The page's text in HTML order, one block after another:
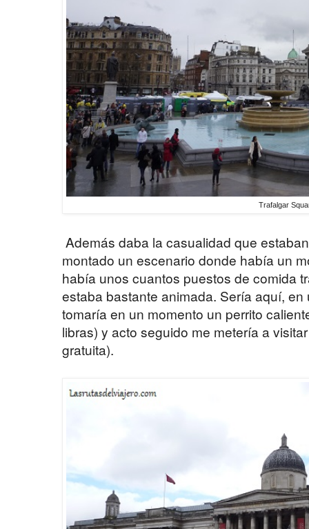
Trafalgar
Además daba la casualidad que
montado un escenario donde había un
había unos cuantos puestos de comida
estaba bastante animada. Sería aquí,
tomaría en un momento un perrito
libras) y acto seguido me metería a
gratuita).